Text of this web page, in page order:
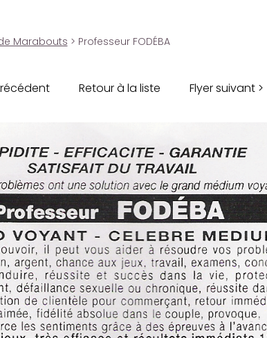
Marabouts > Professeur FODÉBA
Retour à la liste Flyer suivant >